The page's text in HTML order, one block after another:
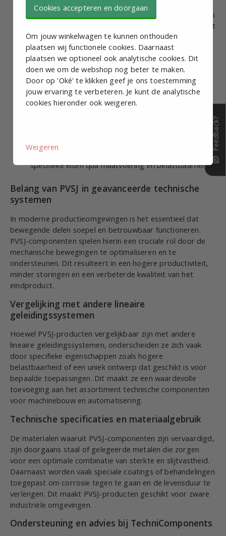
Nauwkeurigheid:PVSJ-componenten zijn ontworpen
om bewegingen met hoge precisie te begeleiden, wat
essentieel is voor toepassingen waar minimale
afwijkingen toegestaan zijn.
Duurzaamheid:Door gebruik van hoogwaardige
materialen en een doordacht ontwerp zijn deze
componenten bestand tegen zware belastingen en
langdurig gebruik.
Onderhoudsgemak: Veel PVSJ-producten zijn zo
Veelzijdigheid:
industrieën en kunnen vaak aangepast worden aan
specifieke eisen qua maatvoering en belastbaarheid.
Belang van PVSJ in geavanceerde technische
systemen
In moderne productieomgevingen is het essentieel dat
bewegende delen soepel en betrouwbaar functioneren.
PVSJ-componenten spelen hierin een cruciale rol door de
mechanische bewegingen te optimaliseren en te
ondersteunen. Dit resulteert in een hogere productiviteit,
minder storingen en een verbeterde kwaliteit van het
eindproduct.
Vergelijking met andere lineaire
geleidingssystemen
Hoewel PVSJ-producten vergelijkbaar zijn met andere
lineaire geleidingssystemen, onderscheiden ze zich vaak
door specifieke eigenschappen zoals hogere
belastbaarheid of een uniek ontwerp dat geschikt is voor
bepaalde toepassingen. Dit maakt ze een waardevolle
toevoeging aan het assortiment technische componenten
voor machinebouw en automatisering.
Technische specificaties en materiaalgebruik
De materialen waaruit PVSJ-componenten zijn vervaardigd,
zijn doorgaans staal of gelegeerde metalen die zorgen
voor een optimale combinatie van sterkte en slijtvastheid.
Daarnaast worden vaak speciale coatings of behandelingen
toegepast om corrosie tegen te gaan en de levensduur te
verlengen. Dit maakt PVSJ-producten geschikt voor zware
industriële omgevingen.
Ondersteuning en advies bij TechniComponents
Cookies accepteren en doorgaan
Om jouw winkelwagen te kunnen onthouden
plaatsen wij functionele cookies. Daarnaast
plaatsen we optioneel ook analytische cookies. Dit
doen we om de webshop nog beter te maken.
Door op 'Oké' te klikken geef je ons toestemming
jouw ervaring te verbeteren. Je kunt de analytische
cookies hieronder ook weigeren.
Weigeren Feedback?